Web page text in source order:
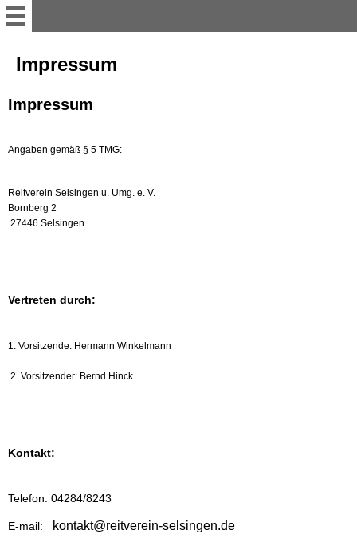
Startseite
Home
Turnier 2026
Aktuelle Informationen für
den Reitbetrieb
Hallenbelegungsplan
Impressum
Impressum
Angaben gemäß § 5 TMG:
Reitverein Selsingen u. Umg. e. V.
Bornberg 2
27446 Selsingen
Vertreten durch:
1. Vorsitzende: Hermann Winkelmann
2. Vorsitzender: Bernd Hinck
Kontakt:
Telefon: 04284/8243
E-mail: kontakt@reitverein-selsingen.de